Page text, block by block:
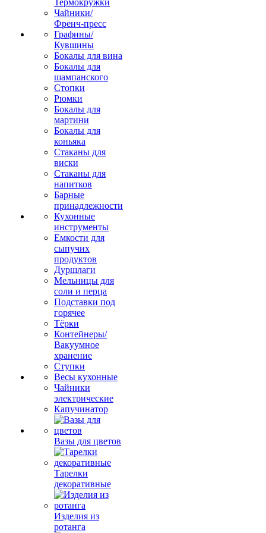
Термокружки
Чайники/
Френч-пресс
Графины/
Кувшины
Бокалы для вина
Бокалы для
шампанского
Стопки
Рюмки
Бокалы для
мартини
Бокалы для
коньяка
Стаканы для
виски
Стаканы для
напитков
Барные
принадлежности
Кухонные
инструменты
Емкости для
сыпучих
продуктов
Дуршлаги
Мельницы для
соли и перца
Подставки под
горячее
Тёрки
Контейнеры/
Вакуумное
хранение
Ступки
Весы кухонные
Чайники
электрические
Капучинатор
Вазы для цветов
Тарелки
декоративные
Изделия из
ротанга